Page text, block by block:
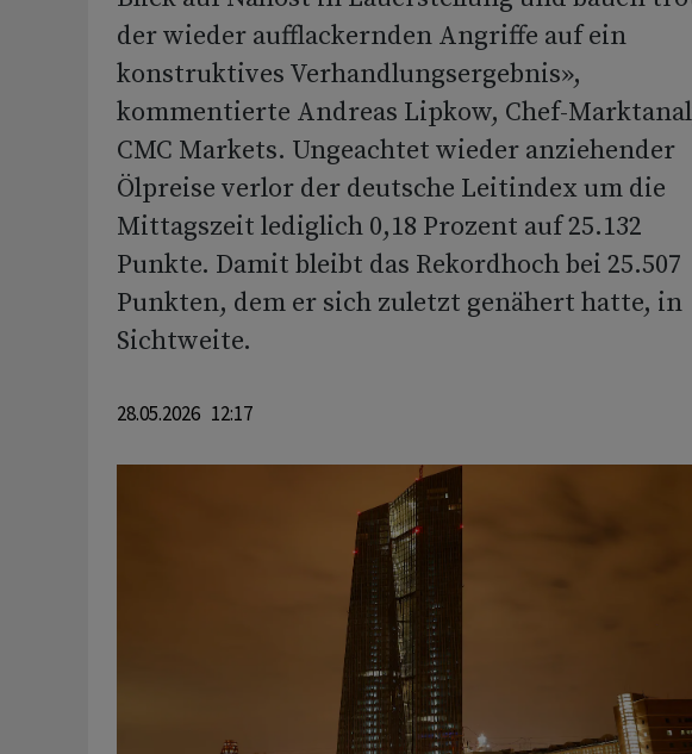
der wieder aufflackernden Angriffe auf ein
konstruktives Verhandlungsergebnis»,
kommentierte Andreas Lipkow, Chef-
CMC Markets. Ungeachtet wieder anziehender
Ölpreise verlor der deutsche Leitindex um die
Mittagszeit lediglich 0,18 Prozent auf 25.132
Punkte. Damit bleibt das Rekordhoch bei 25.507
Punkten, dem er sich zuletzt genähert hatte, in
Sichtweite.
28.05.2026 12:17